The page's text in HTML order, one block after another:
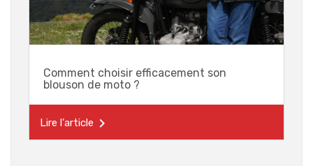
Comment choisir efficacement son
blouson de moto ?
Lire l'article 